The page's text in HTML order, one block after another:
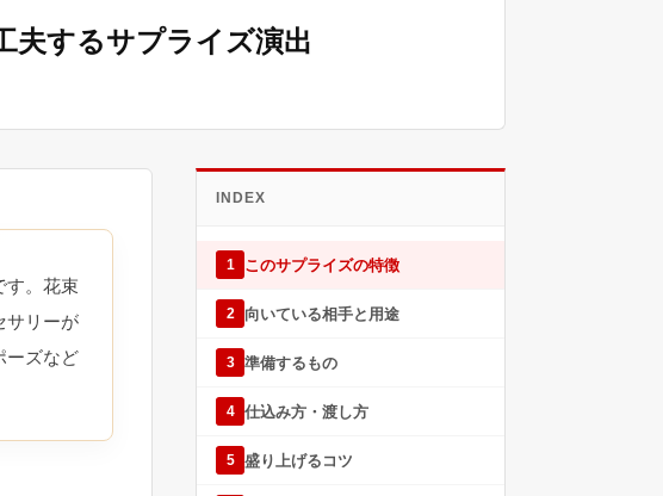
夫するサプライズ演出
す。花束
サリーが
ーズなど
INDEX
1 このサプライズの特徴
2 向いている相手と用途
3 準備するもの
4 仕込み方・渡し方
5 盛り上げるコツ